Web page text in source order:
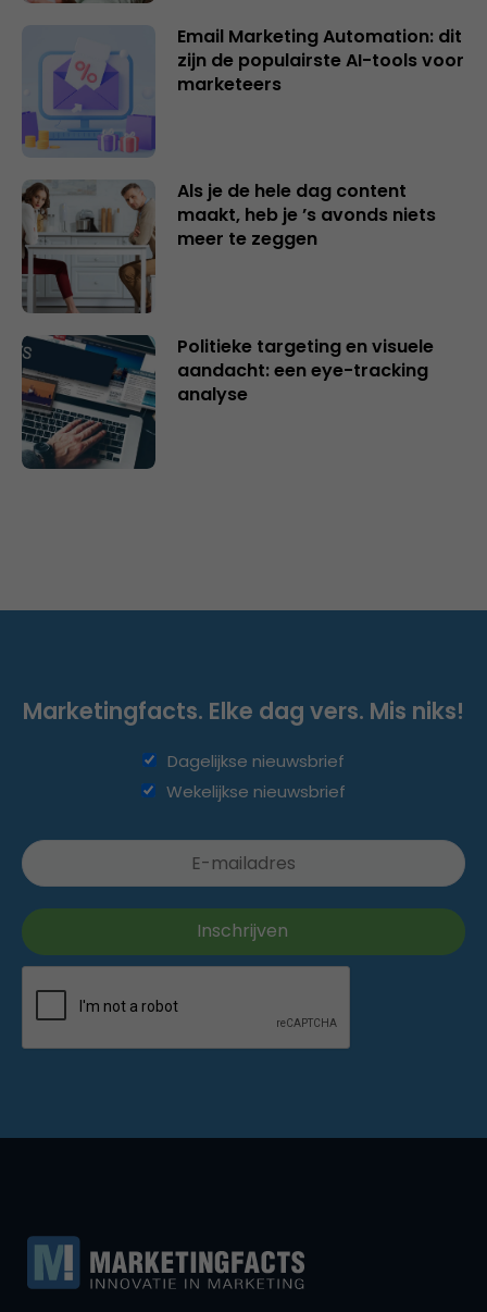
Email Marketing Automation: dit
zijn de populairste AI-tools voor
marketeers
Als je de hele dag content
maakt, heb je ’s avonds niets
meer te zeggen
Politieke targeting en visuele
aandacht: een eye-tracking
analyse
Marketingfacts. Elke dag vers. Mis niks!
Dagelijkse nieuwsbrief
Wekelijkse nieuwsbrief